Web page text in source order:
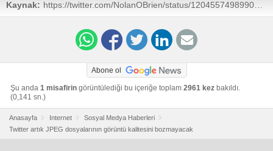
Kaynak:
Abone ol
Şu anda 1 misafirin görüntülediği bu içeriğe toplam 2961 kez bakıldı.
(0,141 sn.)
Anasayfa Internet
Sosyal Medya Haberleri
Twitter artık JPEG dosyalarının görüntü kalitesini bozmayacak